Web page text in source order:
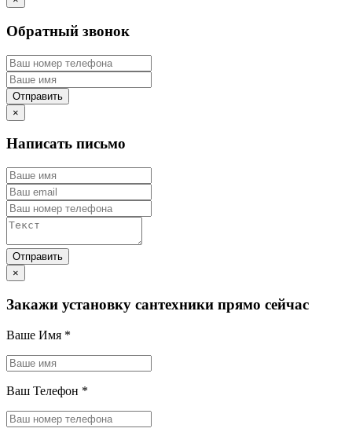
Обратный звонок
×
Написать письмо
×
Закажи установку сантехники прямо сейчас
Ваше Имя *
Ваш Телефон *